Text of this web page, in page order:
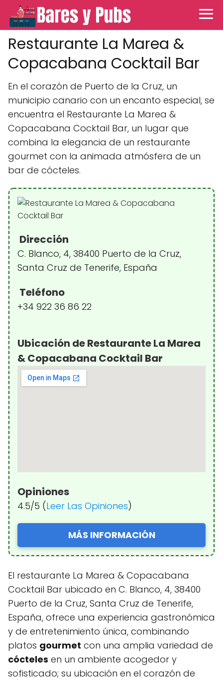
Restaurante La Marea &
Copacabana Cocktail Bar
En el corazón de Puerto de la Cruz, un
municipio canario con un encanto especial, se
encuentra el Restaurante La Marea &
Copacabana Cocktail Bar, un lugar que
combina la elegancia de un restaurante
gourmet con la animada atmósfera de un
bar de cócteles.
Dirección
C. Blanco, 4, 38400 Puerto de la Cruz,
Santa Cruz de Tenerife, España
Teléfono
+34 922 36 86 22
Ubicación de Restaurante La Marea
& Copacabana Cocktail Bar
Opiniones
4.5/5 (Leer Las Opiniones)
MÁS INFORMACIÓN
El restaurante La Marea & Copacabana
Cocktail Bar ubicado en C. Blanco, 4, 38400
Puerto de la Cruz, Santa Cruz de Tenerife,
España, ofrece una experiencia gastronómica
y de entretenimiento única, combinando
platos gourmet con una amplia variedad de
cócteles en un ambiente acogedor y
sofisticado; su ubicación en el corazón de